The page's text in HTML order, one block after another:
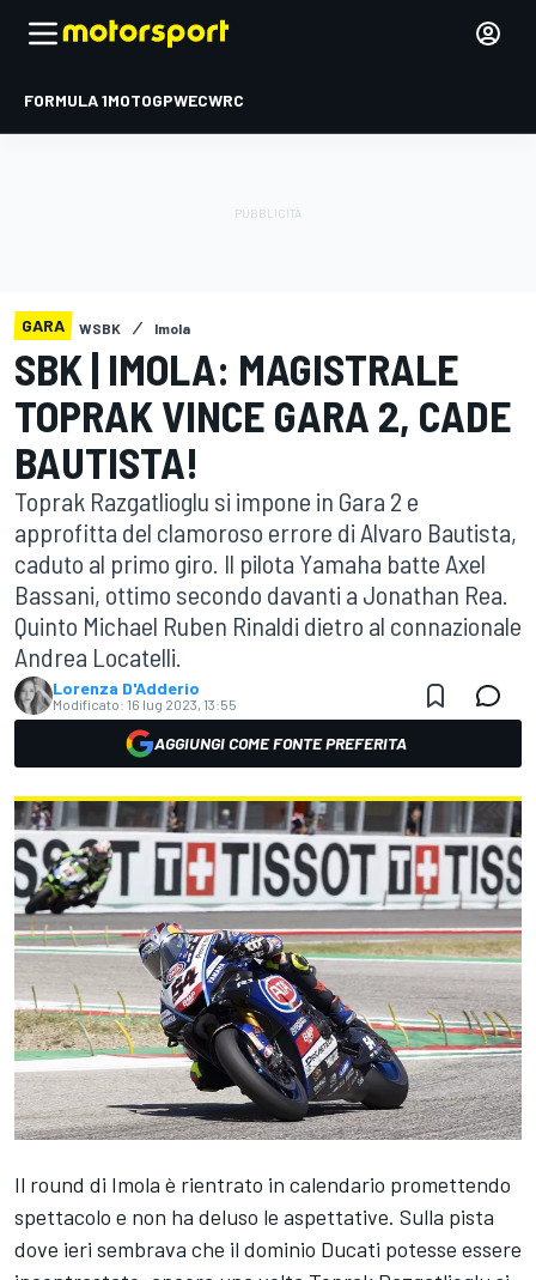
FORMULA 1MOTOGPWECWRC
GARA WSBK Imola
SBK | IMOLA: MAGISTRALE
TOPRAK VINCE GARA 2, CADE
BAUTISTA!
Toprak Razgatlioglu si impone in Gara 2 e
approfitta del clamoroso errore di Alvaro Bautista,
caduto al primo giro. Il pilota Yamaha batte Axel
Bassani, ottimo secondo davanti a Jonathan Rea.
Quinto Michael Ruben Rinaldi dietro al connazionale
Andrea Locatelli.
Lorenza D'Adderio
Modificato: 16 lug 2023, 13:55
AGGIUNGI COME FONTE PREFERITA
Il round di Imola è rientrato in calendario promettendo
spettacolo e non ha deluso le aspettative. Sulla pista
dove ieri sembrava che il dominio Ducati potesse essere